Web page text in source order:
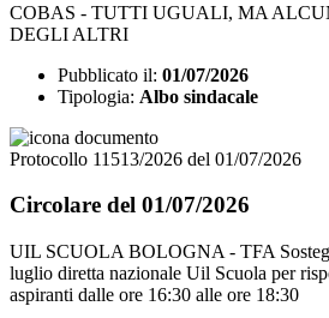
COBAS - TUTTI UGUALI, MA
DEGLI ALTRI
Pubblicato il: 01/07/2026
Tipologia: Albo sindacale
Protocollo 11513/2026 del 01/07/2026
Circolare del 01/07/2026
UIL SCUOLA BOLOGNA - TFA
luglio diretta nazionale Uil Scuola per
aspiranti dalle ore 16:30 alle ore 18:30